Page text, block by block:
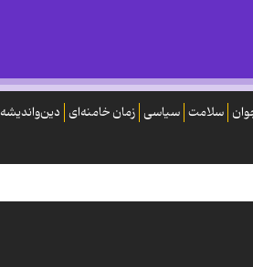
سلامت سیاسی زمان خامنه‌ای دین‌واندیشه